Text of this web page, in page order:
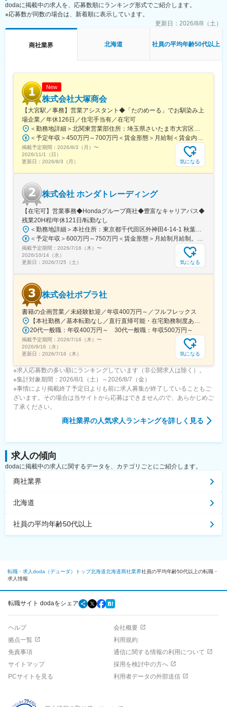
dodaに掲載中の求人を、応募数順にランキング形式でご紹介します。
※応募数が同数の場合は、新着順に表示しています。
更新日： 2026/8/8（土）
商社業界 北海道 社員の平均年齢50代以上
New
株式会社大塚商会
【大宮駅／事務】営業アシスタント◆「たのめーる」でお馴染み上
場企業／年休126日／住宅手当有／在宅可
＜勤務地詳細＞北関東営業部住所：埼玉県さいたま市大宮区桜木町1-195-1 大宮ソラミチKOZ 12階受動喫煙対策：屋内全面禁煙変更の範囲：会社の定める事業所（リモートワーク含む）
＜予定年収＞450万円～700万円＜賃金形態＞月給制＜賃金内訳＞月額（基本給）：274,000円～400,000円＜月給＞274,000円～400,000円＜昇給有無＞有＜残業手当＞有＜給与補足＞※経験・スキルを考慮のうえ、当社規定にて決定■昇給：年1回■賞与：年2回（7月・12月）賃金はあくまでも目安の金額であり、選考を通じて上下する可能性があります。月給(月額)は固定手当を含めた表記です。
掲載予定期間： 2026/8/3（月） 〜
2026/11/1（日）
更新日： 2026/8/3（月） 気になる
株式会社 ホンダトレーディング
【在宅可】営業事務◆Hondaグループ商社◆豊富なキャリアパス◆
残業20H程/年休121日/転勤なし
＜勤務地詳細＞本社住所：東京都千代田区外神田4-14-1 秋葉原UDX南ウイング18F勤務地最寄駅：JR山手線・総武線／秋葉原駅受動喫煙対策：屋内全面禁煙変更の範囲：会社の定める事業所（リモートワーク含む）
＜予定年収＞600万円～750万円＜賃金形態＞月給制月給制。賞与昨年支給実績6.7ヶ月分。＜賃金内訳＞月額（基本給）：300,000円～410,000円＜月給＞300,000円～410,000円＜昇給有無＞有＜残業手当＞有＜給与補足＞賞与は直近3年間の平均で6.5か月分支給として計算。全社平均である20時間分の時間外手当含む。時間外手当は1分単位で支給。賃金はあくまでも目安の金額であり、選考を通じて上下する可能性があります。月給(月額)は固定手当を含めた表記です。
掲載予定期間： 2026/7/16（木） 〜
2026/10/14（水）
更新日： 2026/7/25（土） 気になる
株式会社ポプラ社
書籍の企画営業／未経験歓迎／年収400万円～／フルフレックス
【本社勤務／基本転勤なし／直行直帰可能・在宅勤務制度あり】東京都品川区西五反田3丁目5番8号 JR目黒MARCビル12階（都営浅草線・JR山手線「五反田駅」より徒歩10分）※宿泊を伴う出張が発生する場合があります
20代一般職：年収400万円～ 30代一般職：年収500万円～
掲載予定期間： 2026/7/16（木） 〜
2026/9/16（水）
更新日： 2026/7/16（木） 気になる
※求人応募数の多い順にランキングしています（非公開求人は除く）。
※集計対象期間：2026/8/1（土）～2026/8/7（金）
※事情により掲載終了予定日よりも前に求人募集が終了していることもご
ざいます。その場合は当サイトから応募はできませんので、あらかじめご
了承ください。
商社業界の人気求人ランキングを詳しく見る
求人の傾向
dodaに掲載中の求人に関するデータを、カテゴリごとにご紹介します。
商社業界
北海道
社員の平均年齢50代以上
転職・求人doda（デューダ）トップ北海道北海道商社業界社員の平均年齢50代以上の転職・
求人情報
転職サイト dodaをシェア
ヘルプ
会社概要
拠点一覧
利用規約
免責事項
通信に関する情報の利用について
サイトマップ
採用を検討中の方へ
PCサイトを見る
利用者データの外部送信